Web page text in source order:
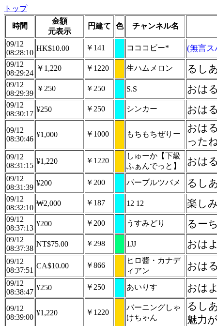
トップ
時間
金額
元表示
円建て 色 チャンネル名
09/12
08:28:10
HK$10.00 ￥141 コココビー* (無言ス
09/12
08:29:24
￥1,220 ￥1220 生ハムメロン るし
09/12
08:29:39
￥250 ￥250 S.S おは
09/12
08:30:17
¥250 ￥250 シンカー おは
09/12
08:30:46
¥1,000 ￥1000 もちもちぜりー
おは
った
09/12
08:31:15
¥1,220 ￥1220
しゅーか【下級
ふぁんでっと】
おは
09/12
08:31:39
¥200 ￥200 パープルツバメ るし
09/12
08:32:10
₩2,000 ￥187 12 12 楽し
09/12
08:37:13
¥200 ￥200
うすみどり
09/12
08:37:38
NT$75.00 ￥298 1JJ おは
09/12
08:37:51
CA$10.00 ￥866
ヒロ醬・カナデ
ィアン
おは
09/12
08:38:47
¥250 ￥250 あいりす おは
09/12
08:39:00
¥1,220 ￥1220
バーニングしゃ
けちゃん
るし
魅力